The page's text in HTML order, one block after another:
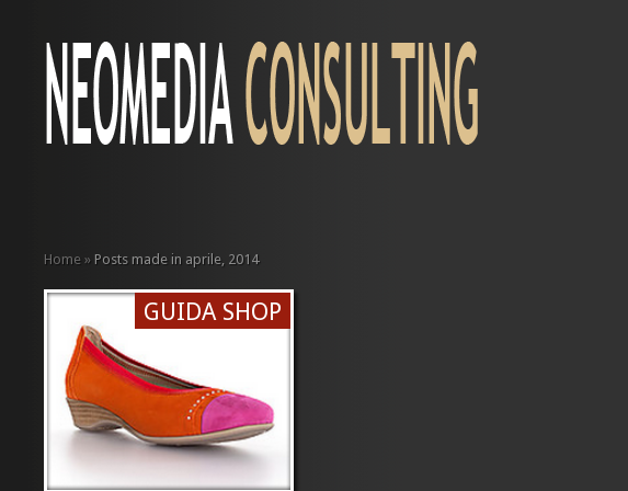
Home » Posts made in aprile, 2014
GUIDA SHOP